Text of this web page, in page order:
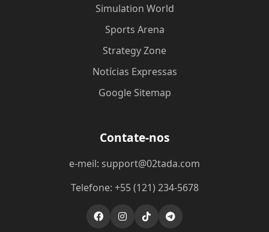
Simulation World
Sports Arena
Strategy Zone
Notícias Expressas
Google Sitemap
Contate-nos
e-meil: support@02tada.com
Telefone: +55 (121) 234-5678